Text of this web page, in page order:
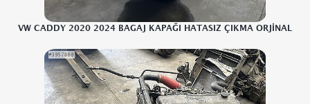
VW CADDY 2020 2024 BAGAJ KAPAĞI HATASIZ ÇIKMA ORJİNAL